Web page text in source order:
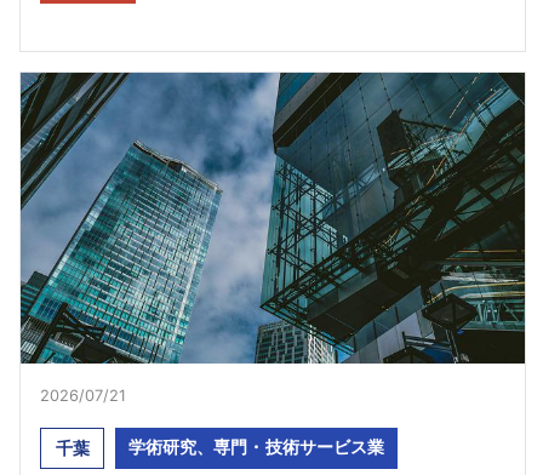
2026/07/21
千葉 学術研究、専門・技術サービス業